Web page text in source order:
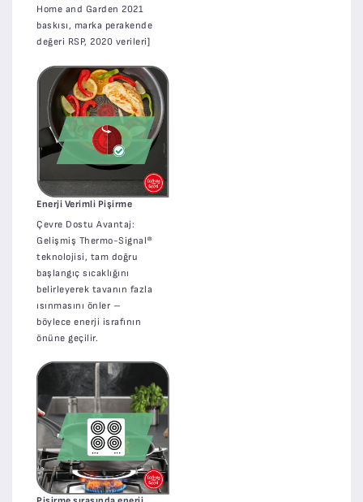
Home and Garden 2021
baskısı, marka perakende
değeri RSP, 2020 verileri]
Enerji Verimli Pişirme
Çevre Dostu Avantaj:
Gelişmiş Thermo-Signal®
teknolojisi, tam doğru
başlangıç sıcaklığını
belirleyerek tavanın fazla
ısınmasını önler –
böylece enerji israfının
önüne geçilir.